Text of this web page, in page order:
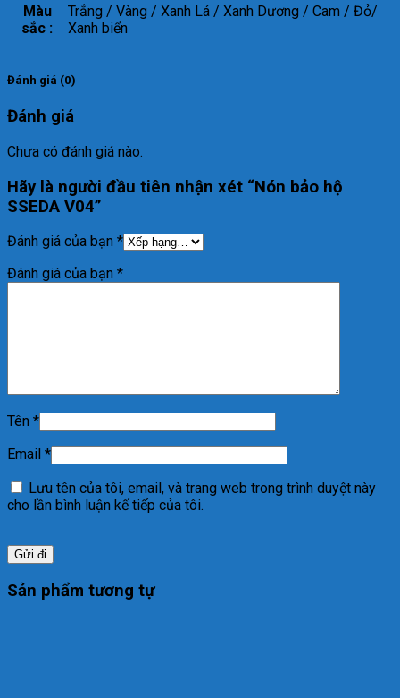
Màu
sắc :
Trắng / Vàng / Xanh Lá / Xanh Dương / Cam / Đỏ/
Xanh biển
Đánh giá (0)
Đánh giá
Chưa có đánh giá nào.
Hãy là người đầu tiên nhận xét “Nón bảo hộ
SSEDA V04”
Đánh giá của bạn *
Đánh giá của bạn *
Tên *
Email *
Lưu tên của tôi, email, và trang web trong trình duyệt này
cho lần bình luận kế tiếp của tôi.
Sản phẩm tương tự